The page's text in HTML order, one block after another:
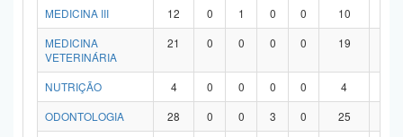
MEDICINA III
12 0 1 0 0 10
MEDICINA
VETERINÁRIA
21 0 0 0 0 19
NUTRIÇÃO 4 0 0 0 0 4
ODONTOLOGIA
28 0 0 3 0 25